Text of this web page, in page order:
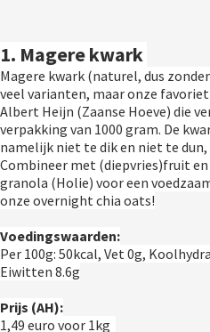
1. Magere kwark
Magere kwark (naturel, dus
veel varianten, maar onze favoriet
Albert Heijn (Zaanse Hoeve) die
verpakking van 1000 gram. De
namelijk niet te dik en niet te
Combineer met (diepvries)fruit
granola (Holie) voor een
onze overnight chia oats!
Voedingswaarden:
Per 100g: 50kcal, Vet 0g,
Eiwitten 8.6g
Prijs (AH):
1,49 euro voor 1kg